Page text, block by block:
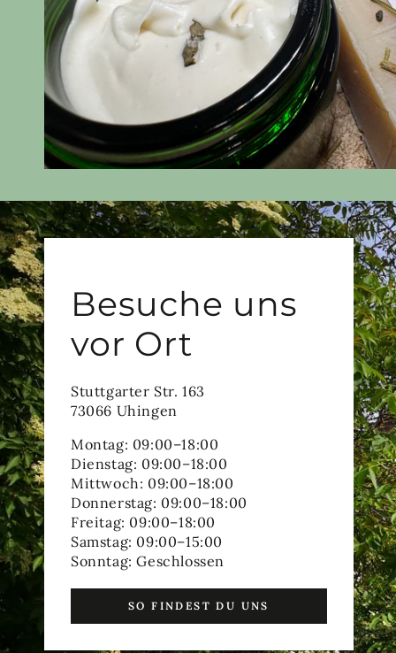
Besuche uns
vor Ort
Stuttgarter Str. 163
73066 Uhingen
Montag: 09:00–18:00
Dienstag: 09:00–18:00
Mittwoch: 09:00–18:00
Donnerstag: 09:00–18:00
Freitag: 09:00–18:00
Samstag: 09:00–15:00
Sonntag: Geschlossen
SO FINDEST DU UNS